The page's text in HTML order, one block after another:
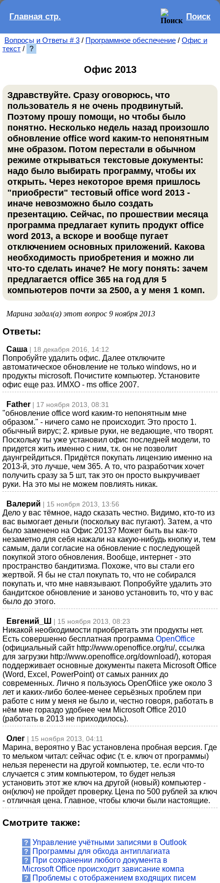
Главная стр. Поиск
Вопросы и Ответы # 3 / Программное обеспечение / Офис и
текст / ?
Офис 2013
Здравствуйте. Сразу оговорюсь, что
пользователь я не очень продвинутый.
Поэтому прошу помощи, но чтобы было
понятно. Несколько недель назад произошло
обновление office word каким-то непонятным
мне образом. Потом перестали в обычном
режиме открываться текстовые документы:
надо было выбирать программу, чтобы их
открыть. Через некоторое время пришлось
"приобрести" тестовый office word 2013 -
иначе невозможно было создать
презентацию. Сейчас, по прошествии месяца
программа предлагает купить продукт office
word 2013, а вскоре и вообще пугает
отключением основных приложений. Какова
необходимость приобретения и можно ли
что-то сделать иначе? Не могу понять: зачем
предлагается office 365 на год для 5
компьютеров почти за 2500, а у меня 1 комп.
Марина задал(а) этот вопрос 9 ноября 2013
Ответы:
Саша | 18 декабря 2016, 14:12
Попробуйте удалить офис. Далее отключите
автоматическое обновление не только windows, но и
продукты microsoft. Почистите компьютер. Установите
офис еще раз. ИМХО - ms office 2007.
Father | 17 ноября 2013, 08:31
"обновление office word каким-то непонятным мне
образом." - ничего само не происходит. Это просто 1.
обычный вирус; 2. кривые руки, не ведающие, что творят.
Поскольку ты уже установил офис последней модели, то
придется жить именно с ним, т.к. он не позволит
даунгрейдиться. Придётся покупать лицензию именно на
2013-й, это лучше, чем 365. А то, что разработчик хочет
получить сразу за 5 шт, так это он просто выкручивает
руки. На это мы не можем повлиять никак.
Валерий | 15 ноября 2013, 13:56
Дело у вас тёмное, надо сказать честно. Видимо, кто-то из
вас вымогает деньги (поскольку вас пугают). Затем, а что
было заменено на Офис 2013? Может быть вы как-то
незаметно для себя нажали на какую-нибудь кнопку и, тем
самым, дали согласие на обновление с последующей
покупкой этого обновления. Вообще, интернет - это
пространство бандитизма. Похоже, что вы стали его
жертвой. Я бы не стал покупать то, что не собирался
покупать и, что мне навязывают. Попробуйте удалить это
бандитское обновление и заново установить то, что у вас
было до этого.
Евгений_Ш | 15 ноября 2013, 08:23
Никакой необходимости приобретать эти продукты нет.
Есть совершенно бесплатная программа OpenOffice
(официальный сайт http://www.openoffice.org/ru/, ссылка
для загрузки http://www.openoffice.org/download/), которая
поддерживает основные документы пакета Microsoft Office
(Word, Excel, PowerPoint) от самых ранних до
современных. Лично я пользуюсь OpenOfiice уже около 3
лет и каких-либо более-менее серьёзных проблем при
работе с ним у меня не было и, честно говоря, работать в
нём мне гораздо удобнее чем Microsoft Office 2010
(работать в 2013 не приходилось).
Олег | 15 ноября 2013, 04:11
Марина, вероятно у Вас установлена пробная версия. Где
то мельком читал: сейчас офис (т. е. ключ от программы)
нельзя перенести на другой компьютер, т.е. если что-то
случается с этим компьютером, то будет нельзя
установить этот же ключ на другой (новый) компьютер -
он(ключ) не пройдет проверку. Цена по 500 рублей за ключ
- отличная цена. Главное, чтобы ключи были настоящие.
Смотрите также:
? Управление учётными записями в Outlook
? Программы для обхода антиплагиата
?
При сохранении любого документа в
Microsoft Оffice происходит зависание компа
?
Проблемы с отображением входящих писем